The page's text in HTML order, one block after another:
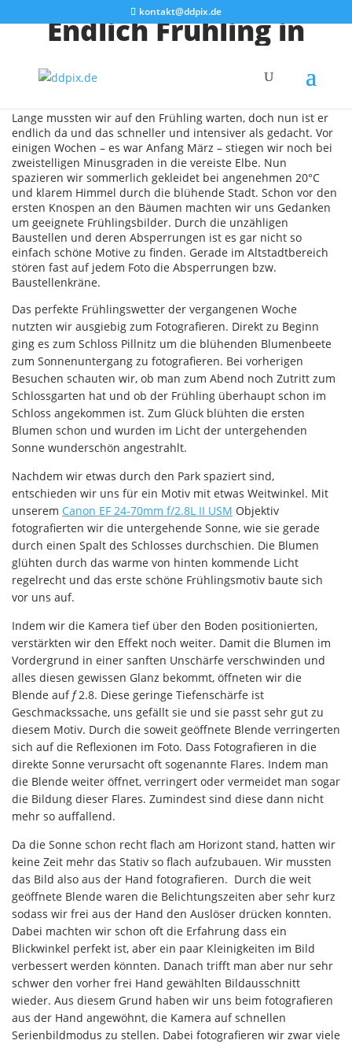
kontakt@ddpix.de
Endlich Frühling in
Lange mussten wir auf den Frühling warten, doch nun ist er
endlich da und das schneller und intensiver als gedacht. Vor
einigen Wochen – es war Anfang März – stiegen wir noch bei
zweistelligen Minusgraden in die vereiste Elbe. Nun
spazieren wir sommerlich gekleidet bei angenehmen 20°C
und klarem Himmel durch die blühende Stadt. Schon vor den
ersten Knospen an den Bäumen machten wir uns Gedanken
um geeignete Frühlingsbilder. Durch die unzähligen
Baustellen und deren Absperrungen ist es gar nicht so
einfach schöne Motive zu finden. Gerade im Altstadtbereich
stören fast auf jedem Foto die Absperrungen bzw.
Baustellenkräne.
Das perfekte Frühlingswetter der vergangenen Woche
nutzten wir ausgiebig zum Fotografieren. Direkt zu Beginn
ging es zum Schloss Pillnitz um die blühenden Blumenbeete
zum Sonnenuntergang zu fotografieren. Bei vorherigen
Besuchen schauten wir, ob man zum Abend noch Zutritt zum
Schlossgarten hat und ob der Frühling überhaupt schon im
Schloss angekommen ist. Zum Glück blühten die ersten
Blumen schon und wurden im Licht der untergehenden
Sonne wunderschön angestrahlt.
Nachdem wir etwas durch den Park spaziert sind,
entschieden wir uns für ein Motiv mit etwas Weitwinkel. Mit
unserem Canon EF 24-70mm f/2.8L II USM Objektiv
fotografierten wir die untergehende Sonne, wie sie gerade
durch einen Spalt des Schlosses durchschien. Die Blumen
glühten durch das warme von hinten kommende Licht
regelrecht und das erste schöne Frühlingsmotiv baute sich
vor uns auf.
Indem wir die Kamera tief über den Boden positionierten,
verstärkten wir den Effekt noch weiter. Damit die Blumen im
Vordergrund in einer sanften Unschärfe verschwinden und
alles diesen gewissen Glanz bekommt, öffneten wir die
Blende auff2.8. Diese geringe Tiefenschärfe ist
Geschmackssache, uns gefällt sie und sie passt sehr gut zu
diesem Motiv. Durch die soweit geöffnete Blende verringerten
sich auf die Reflexionen im Foto. Dass Fotografieren in die
direkte Sonne verursacht oft sogenannte Flares. Indem man
die Blende weiter öffnet, verringert oder vermeidet man sogar
die Bildung dieser Flares. Zumindest sind diese dann nicht
mehr so auffallend.
Da die Sonne schon recht flach am Horizont stand, hatten wir
keine Zeit mehr das Stativ so flach aufzubauen. Wir mussten
das Bild also aus der Hand fotografieren. Durch die weit
geöffnete Blende waren die Belichtungszeiten aber sehr kurz
sodass wir frei aus der Hand den Auslöser drücken konnten.
Dabei machten wir schon oft die Erfahrung dass ein
Blickwinkel perfekt ist, aber ein paar Kleinigkeiten im Bild
verbessert werden könnten. Danach trifft man aber nur sehr
schwer den vorher frei Hand gewählten Bildausschnitt
wieder. Aus diesem Grund haben wir uns beim fotografieren
aus der Hand angewöhnt, die Kamera auf schnellen
Serienbildmodus zu stellen. Dabei fotografieren wir zwar viele